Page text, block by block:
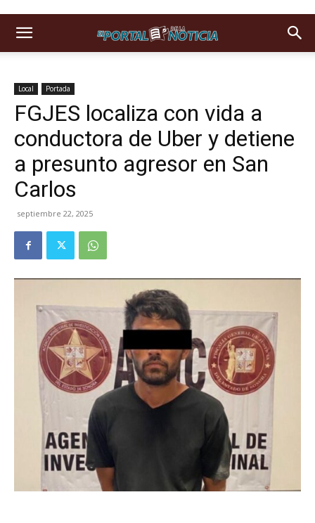
Local Portada
FGJES localiza con vida a
conductora de Uber y detiene
a presunto agresor en San
Carlos
septiembre 22, 2025